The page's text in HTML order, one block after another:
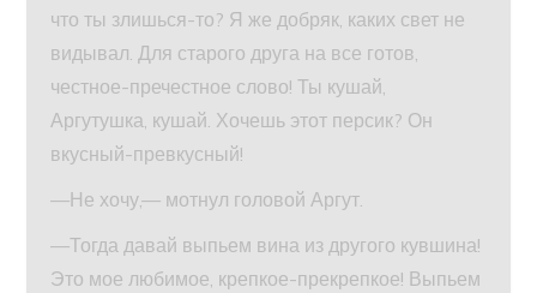
что ты злишься-то? Я же добряк, каких свет не
видывал. Для старого друга на все готов,
честное-пречестное слово! Ты кушай,
Аргутушка, кушай. Хочешь этот персик? Он
вкусный-превкусный!
—Не хочу,— мотнул головой Аргут.
—Тогда давай выпьем вина из другого кувшина!
Это мое любимое, крепкое-прекрепкое! Выпьем